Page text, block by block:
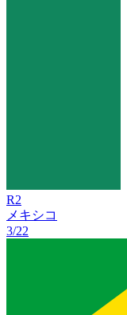
R2
メキシコ
3/22